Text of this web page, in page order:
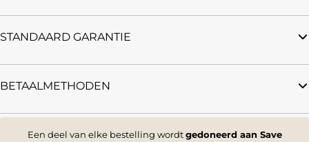
STANDAARD GARANTIE
BETAALMETHODEN
Een deel van elke bestelling wordtgedoneerd aan Save